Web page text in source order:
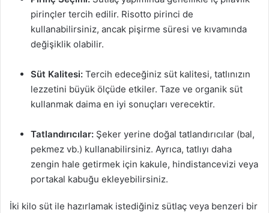
pirinçler tercih edilir. Risotto pirinci de
kullanabilirsiniz, ancak pişirme süresi ve kıvamında
değişiklik olabilir.
Süt Kalitesi: Tercih edeceğiniz süt kalitesi, tatlınızın
lezzetini büyük ölçüde etkiler. Taze ve organik süt
kullanmak daima en iyi sonuçları verecektir.
Tatlandırıcılar: Şeker yerine doğal tatlandırıcılar (bal,
pekmez vb.) kullanabilirsiniz. Ayrıca, tatlıyı daha
zengin hale getirmek için kakule, hindistancevizi veya
portakal kabuğu ekleyebilirsiniz.
İki kilo süt ile hazırlamak istediğiniz sütlaç veya benzeri bir